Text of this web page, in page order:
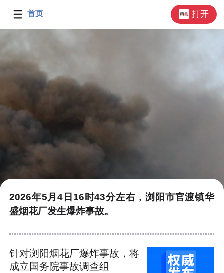
首页 打开
2026年5月4日16时43分左右，浏阳市官渡镇华
盛烟花厂发生爆炸事故。
针对浏阳烟花厂爆炸事故，将
成立国务院事故调查组